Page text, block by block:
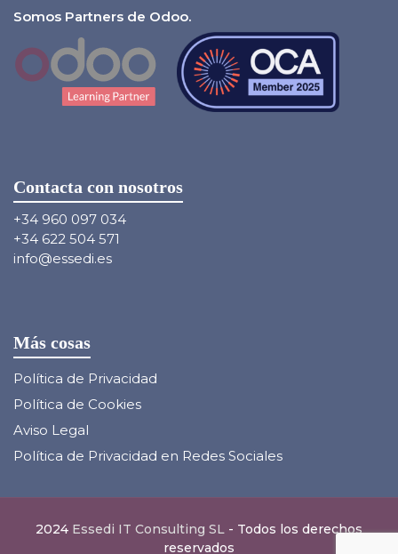
Somos Partners de Odoo.
Contacta con nosotros
+34 960 097 034
+34 622 504 571
info@essedi.es
Más cosas
Política de Privacidad
Política de Cookies
Aviso Legal
Política de Privacidad en Redes Sociales
2024 Essedi IT Consulting SL - Todos los derechos
reservados